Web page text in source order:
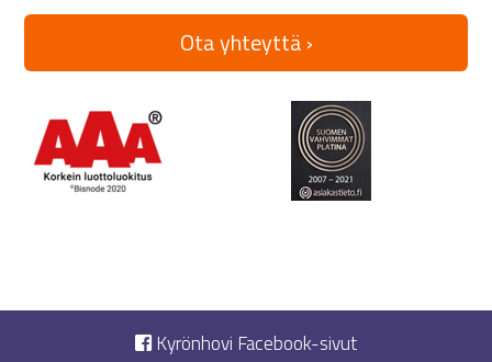
Ota yhteyttä ›
Kyrönhovi Facebook-sivut